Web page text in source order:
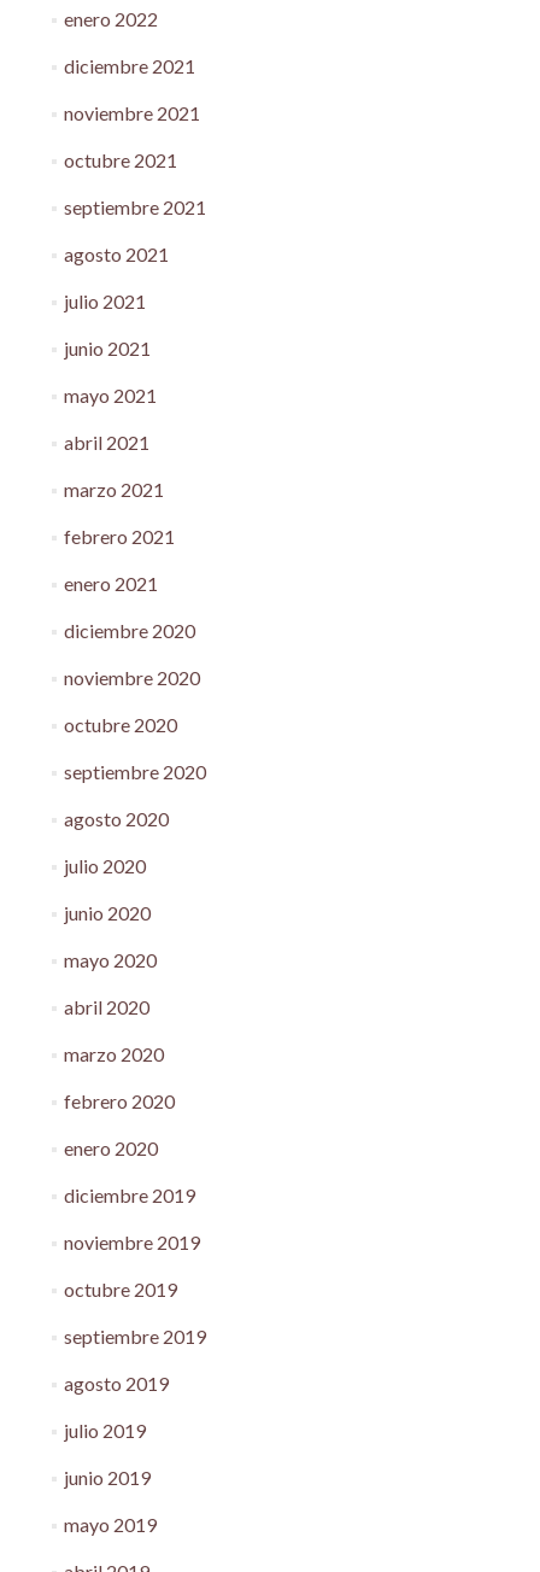
enero 2022
diciembre 2021
noviembre 2021
octubre 2021
septiembre 2021
agosto 2021
julio 2021
junio 2021
mayo 2021
abril 2021
marzo 2021
febrero 2021
enero 2021
diciembre 2020
noviembre 2020
octubre 2020
septiembre 2020
agosto 2020
julio 2020
junio 2020
mayo 2020
abril 2020
marzo 2020
febrero 2020
enero 2020
diciembre 2019
noviembre 2019
octubre 2019
septiembre 2019
agosto 2019
julio 2019
junio 2019
mayo 2019